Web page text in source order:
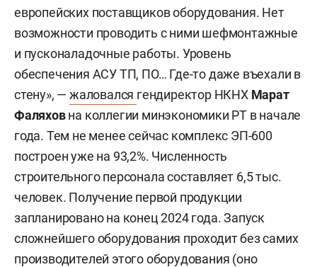
европейских поставщиков оборудования. Нет
возможности проводить с ними шефмонтажные
и пусконаладочные работы. Уровень
обеспечения АСУ ТП, ПО… Где-то даже въехали в
стену», — жаловался гендиректор НКНХ Марат
Фаляховна коллегии минэкономики РТ в начале
года. Тем не менее сейчас комплекс ЭП-600
построен уже на 93,2%. Численность
строительного персонала составляет 6,5 тыс.
человек. Получение первой продукции
запланировано на конец 2024 года. Запуск
сложнейшего оборудования проходит без самих
производителей этого оборудования (оно